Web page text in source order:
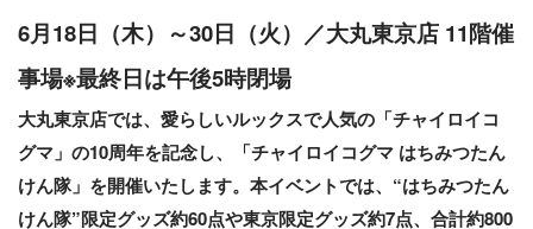
6月18日（木）～30日（火）／大丸東京店 11階催
事場※最終日は午後5時閉場
大丸東京店では、愛らしいルックスで人気の「チャイロイコ
グマ」の10周年を記念し、「チャイロイコグマ はちみつたん
けん隊」を開催いたします。本イベントでは、“はちみつたん
けん隊”限定グッズ約60点や東京限定グッズ約7点、合計約800